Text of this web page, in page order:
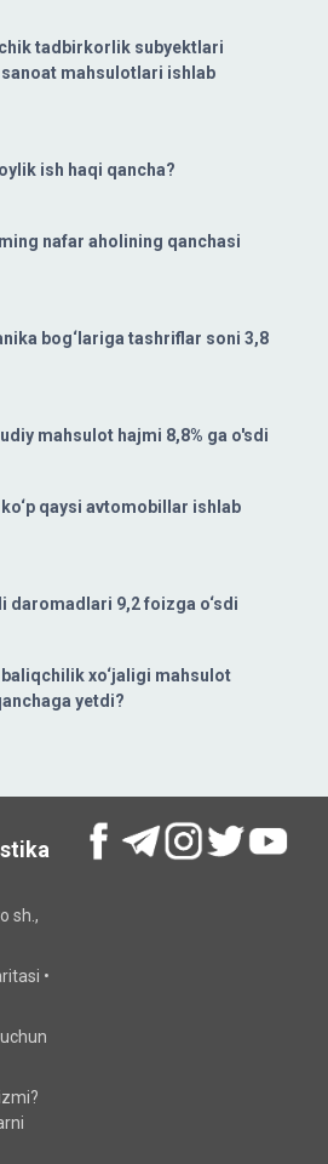
tadbirkorlik subyektlari
mahsulotlari ishlab
ish haqi qancha?
nafar aholining qanchasi
bog‘lariga tashriflar soni 3,8
mahsulot hajmi 8,8% ga o'sdi
qaysi avtomobillar ishlab
daromadlari 9,2 foizga o‘sdi
baliqchilik xo‘jaligi mahsulot
yetdi?
sh.,
•